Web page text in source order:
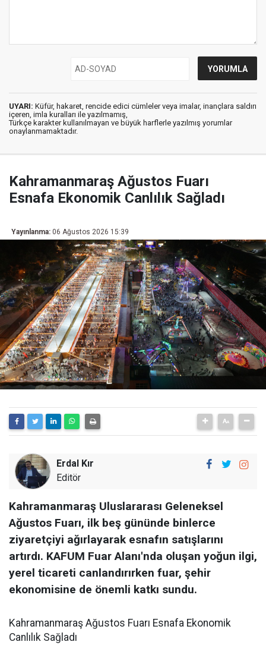
UYARI: Küfür, hakaret, rencide edici cümleler veya imalar, inançlara saldırı
içeren, imla kuralları ile yazılmamış,
Türkçe karakter kullanılmayan ve büyük harflerle yazılmış yorumlar
onaylanmamaktadır.
Kahramanmaraş Ağustos Fuarı
Esnafa Ekonomik Canlılık Sağladı
Yayınlanma: 06 Ağustos 2026 15:39
Erdal Kır
Editör
Kahramanmaraş Uluslararası Geleneksel
Ağustos Fuarı, ilk beş gününde binlerce
ziyaretçiyi ağırlayarak esnafın satışlarını
artırdı. KAFUM Fuar Alanı'nda oluşan yoğun ilgi,
yerel ticareti canlandırırken fuar, şehir
ekonomisine de önemli katkı sundu.
Kahramanmaraş Ağustos Fuarı Esnafa Ekonomik
Canlılık Sağladı